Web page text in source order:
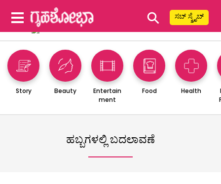
⚲ ಸಬ್ ಸ್ಕ್ರೈಬ್
Story Beauty
Entertain
ment
Food Health
ಹಬ್ಬಗಳಲ್ಲಿ ಬದಲಾವಣೆ